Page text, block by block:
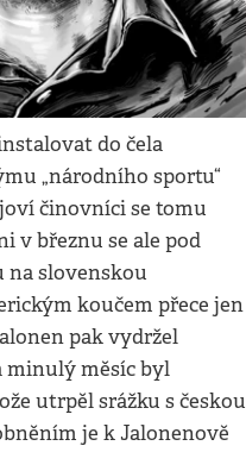
realitou
do čela
„národního sportu“
činovníci se tomu
v březnu se ale pod
na slovenskou
koučem přece jen
pak vydržel
minulý měsíc byl
utrpěl srážku s českou
je k Jalonenově